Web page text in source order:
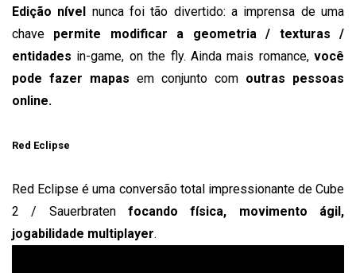
Edição nível nunca foi tão divertido: a imprensa de uma
chave permite modificar a geometria / texturas /
entidades in-game, on the fly. Ainda mais romance,você
pode fazer mapas em conjunto com outras pessoas
online.
Red Eclipse
Red Eclipse é uma conversão total impressionante de Cube
2 / Sauerbraten focando física, movimento ágil,
jogabilidade multiplayer.